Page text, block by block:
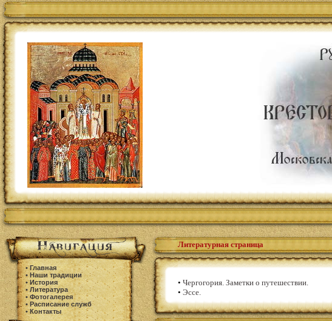
•Главная
•Наши традиции
•История
•Литература
•Фотогалерея
•Расписание служб
•Контакты
Литературная страница
• Чергогория. Заметки о путешествии.
• Эссе.